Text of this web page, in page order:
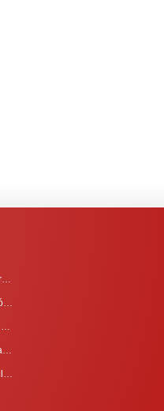
Mensaje de Mons. Juan Miguel Castro Rojas por el 69º Aniversario de Radio Sinaí
Primera Convivencia de Mujeres 2026 reúne a jóvenes en proceso de discernimiento vocacional
Mons. Mark celebró Domingo de la Alegría en el Sur
Mons. Mark visita Térraba, tierra desde donde parte la evangelización
Mons. Mark comparte con jóvenes que se rehabilitan en Comunidad Cenáculo